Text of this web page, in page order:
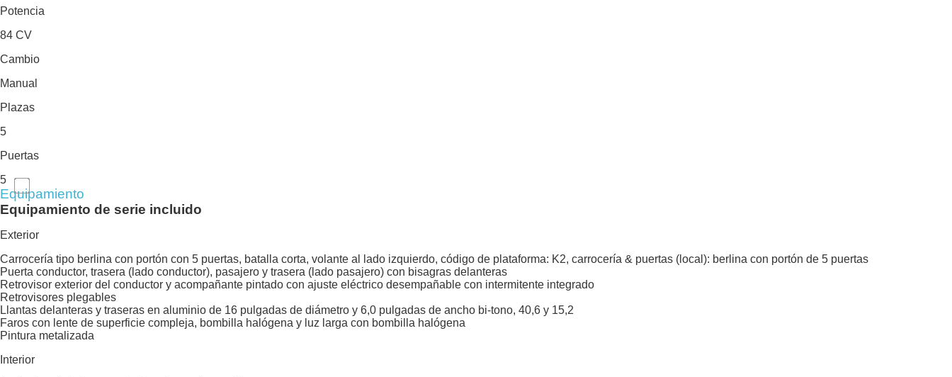
Potencia
84 CV
Cambio
Manual
Plazas
5
Puertas
5
Equipamiento
Equipamiento de serie incluido
Exterior
Carrocería tipo berlina con portón con 5 puertas, batalla corta, volante al lado izquierdo, código de plataforma: K2, carrocería & puertas (local): berlina con portón de 5 puertas
Puerta conductor, trasera (lado conductor), pasajero y trasera (lado pasajero) con bisagras delanteras
Retrovisor exterior del conductor y acompañante pintado con ajuste eléctrico desempañable con intermitente integrado
Retrovisores plegables
Llantas delanteras y traseras en aluminio de 16 pulgadas de diámetro y 6,0 pulgadas de ancho bi-tono, 40,6 y 15,2
Faros con lente de superficie compleja, bombilla halógena y luz larga con bombilla halógena
Pintura metalizada
Interior